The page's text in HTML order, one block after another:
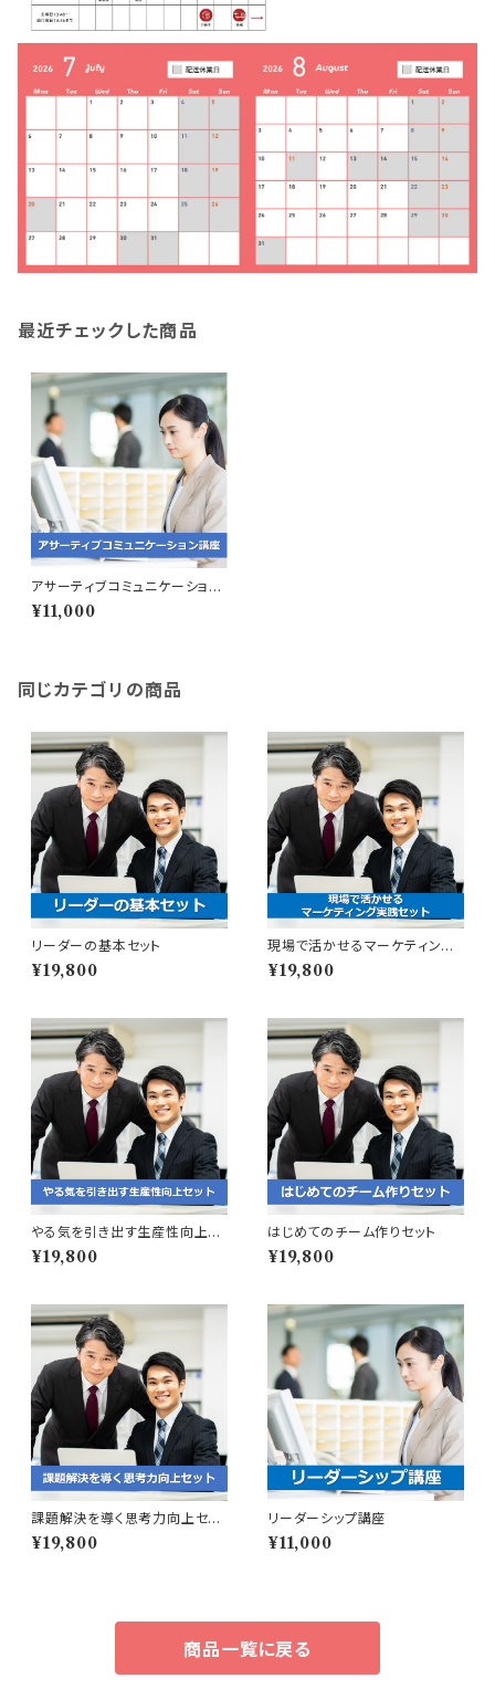
最近チェックした商品
アサーティブコミュニケーション
講座
¥11,000
同じカテゴリの商品
リーダーの基本セット
¥19,800
現場で活かせるマーケティング
実践セット
¥19,800
やる気を引き出す生産性向上セ
ット
¥19,800
はじめてのチーム作りセット
¥19,800
課題解決を導く思考力向上セッ
ト
¥19,800
リーダーシップ講座
¥11,000
商品一覧に戻る